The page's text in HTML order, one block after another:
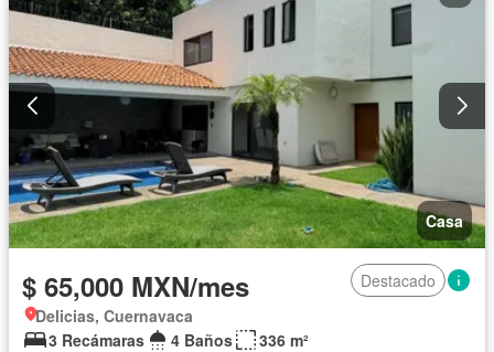
Casa
$ 65,000 MXN/mes
Destacado
Delicias, Cuernavaca
3 Recámaras
4 Baños
336 m²